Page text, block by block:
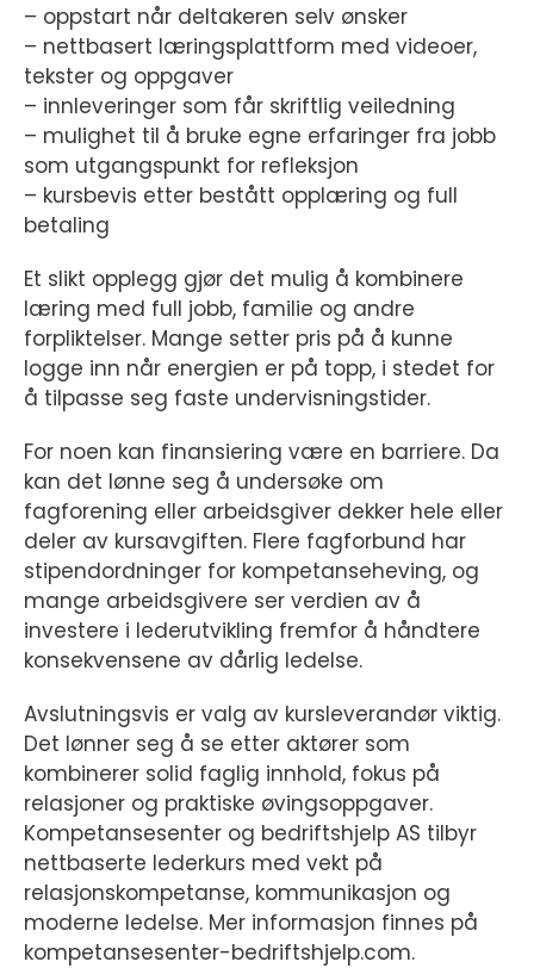
– oppstart når deltakeren selv ønsker
– nettbasert læringsplattform med videoer,
tekster og oppgaver
– innleveringer som får skriftlig veiledning
– mulighet til å bruke egne erfaringer fra jobb
som utgangspunkt for refleksjon
– kursbevis etter bestått opplæring og full
betaling
Et slikt opplegg gjør det mulig å kombinere
læring med full jobb, familie og andre
forpliktelser. Mange setter pris på å kunne
logge inn når energien er på topp, i stedet for
å tilpasse seg faste undervisningstider.
For noen kan finansiering være en barriere. Da
kan det lønne seg å undersøke om
fagforening eller arbeidsgiver dekker hele eller
deler av kursavgiften. Flere fagforbund har
stipendordninger for kompetanseheving, og
mange arbeidsgivere ser verdien av å
investere i lederutvikling fremfor å håndtere
konsekvensene av dårlig ledelse.
Avslutningsvis er valg av kursleverandør viktig.
Det lønner seg å se etter aktører som
kombinerer solid faglig innhold, fokus på
relasjoner og praktiske øvingsoppgaver.
Kompetansesenter og bedriftshjelp AS tilbyr
nettbaserte lederkurs med vekt på
relasjonskompetanse, kommunikasjon og
moderne ledelse. Mer informasjon finnes på
kompetansesenter-bedriftshjelp.com.